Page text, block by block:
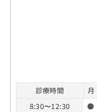
診療時間 月
8:30〜12:30
●